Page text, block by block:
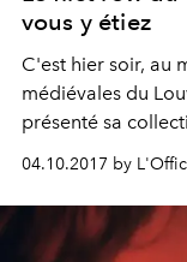
vous y étiez
C'est hier soir, au
médiévales du
présenté sa
maison Louis
rang de haut-vol.
04.10.2017 by